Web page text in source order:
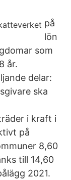
på
lön
som
år.
delar:
ska
i kraft i
på
8,60
till 14,60
2021.